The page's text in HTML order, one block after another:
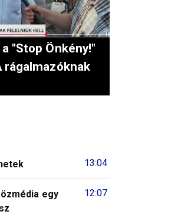
"Stop Önkény!"
13:04
12:07
egy